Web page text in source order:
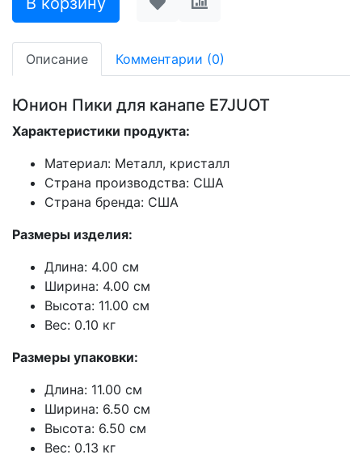
Описание Комментарии (0)
Юнион Пики для канапе E7JUOT
Характеристики продукта:
Материал: Металл, кристалл
Страна производства: США
Страна бренда: США
Размеры изделия:
Длина: 4.00 см
Ширина: 4.00 см
Высота: 11.00 см
Вес: 0.10 кг
Размеры упаковки:
Длина: 11.00 см
Ширина: 6.50 см
Высота: 6.50 см
Вес: 0.13 кг